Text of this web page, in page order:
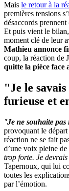
Mais le retour à la
premières tensions
désaccords
Et puis vient le
moment clé de leur
Mathieu annonce
coup, la réaction de
quitte la pièce face
"Je le
furieuse et
"Je ne souhaite
provoquant le
réaction ne se fait
d’une voix pleine de
trop forte. Je
Tapernoux, qui lui
toutes les
par l’émotion.